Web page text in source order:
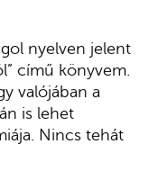
nyelven jelent
című könyvem.
valójában a
is lehet
Nincs tehát